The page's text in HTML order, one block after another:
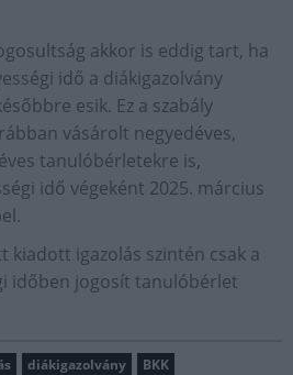
akkor is eddig tart, ha
idő a diákigazolvány
esik. Ez a szabály
vásárolt negyedéves,
tanulóbérletekre is,
idő végeként 2025. március
kiadott igazolás szintén csak a
időben jogosít tanulóbérlet
diákigazolvány
BKK